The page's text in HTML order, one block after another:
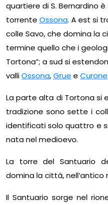
quartiere di S. Bernardino
torrente Ossona. A est si
colle Savo, che domina la
termine quello che i
Tortona”; a sud si
valliOssona,Grue e Curone.
La parte alta di Tortona si
tradizione sono sette i
identificati solo quattro e
nata nel medioevo.
La torre del Santuario
domina la città, nell’antico
Il Santuario sorge nel